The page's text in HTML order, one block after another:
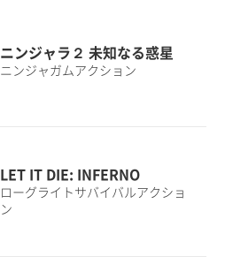
ニンジャラ２ 未知なる惑星
ニンジャガムアクション
LET IT DIE: INFERNO
ローグライトサバイバルアクショ
ン